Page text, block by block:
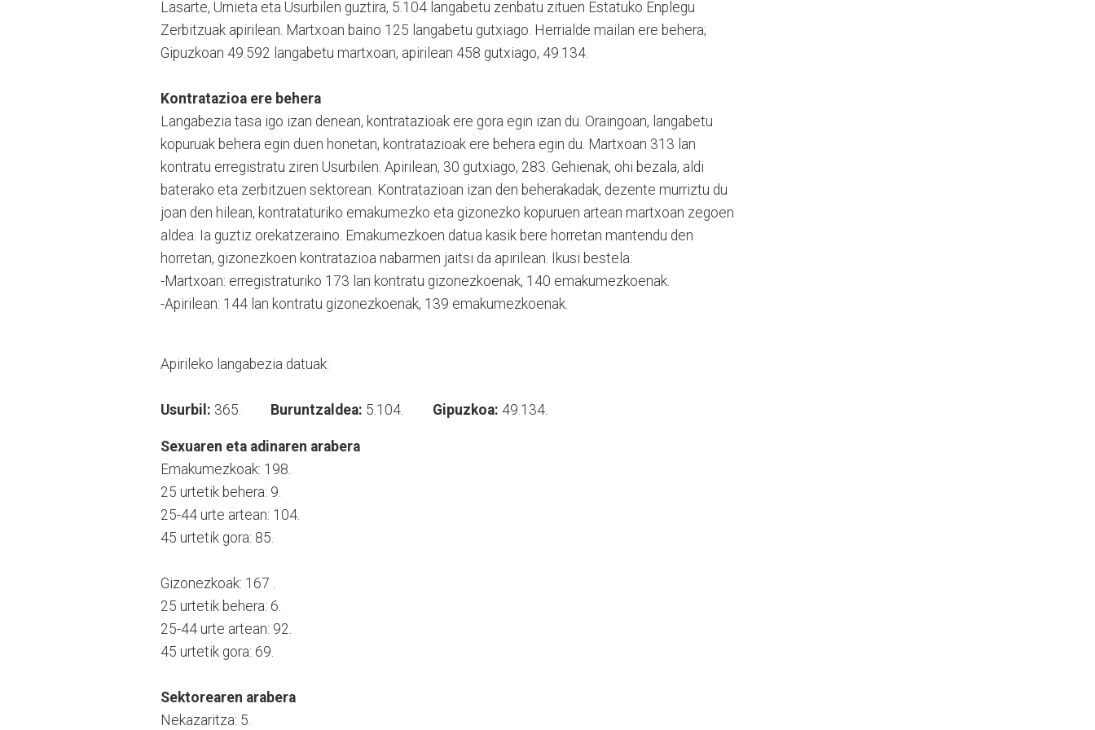
Lasarte, Urnieta eta Usurbilen guztira, 5.104 langabetu zenbatu zituen Estatuko Enplegu
Zerbitzuak apirilean. Martxoan baino 125 langabetu gutxiago. Herrialde mailan ere behera;
Gipuzkoan 49.592 langabetu martxoan, apirilean 458 gutxiago, 49.134.
Kontratazioa ere behera
Langabezia tasa igo izan denean, kontratazioak ere gora egin izan du. Oraingoan, langabetu
kopuruak behera egin duen honetan, kontratazioak ere behera egin du. Martxoan 313 lan
kontratu erregistratu ziren Usurbilen. Apirilean, 30 gutxiago, 283. Gehienak, ohi bezala, aldi
baterako eta zerbitzuen sektorean. Kontratazioan izan den beherakadak, dezente murriztu du
joan den hilean, kontrataturiko emakumezko eta gizonezko kopuruen artean martxoan zegoen
aldea. Ia guztiz orekatzeraino. Emakumezkoen datua kasik bere horretan mantendu den
horretan, gizonezkoen kontratazioa nabarmen jaitsi da apirilean. Ikusi bestela:
-Martxoan: erregistraturiko 173 lan kontratu gizonezkoenak, 140 emakumezkoenak.
-Apirilean: 144 lan kontratu gizonezkoenak, 139 emakumezkoenak.
Apirileko langabezia datuak:
Usurbil: 365. Buruntzaldea: 5.104. Gipuzkoa: 49.134.
Sexuaren eta adinaren arabera
Emakumezkoak: 198.
25 urtetik behera: 9.
25-44 urte artean: 104.
45 urtetik gora: 85.
Gizonezkoak: 167 .
25 urtetik behera: 6.
25-44 urte artean: 92.
45 urtetik gora: 69.
Sektorearen arabera
Nekazaritza: 5.